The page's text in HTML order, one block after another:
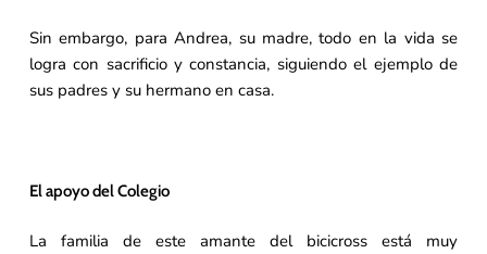
Sin embargo, para Andrea, su madre, todo en la vida se
logra con sacrificio y constancia, siguiendo el ejemplo de
sus padres y su hermano en casa.
El apoyo del Colegio
La familia de este amante del bicicross está muy